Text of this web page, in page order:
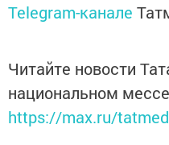
Telegram-канале
Читайте новости
национальном
https://max.ru/